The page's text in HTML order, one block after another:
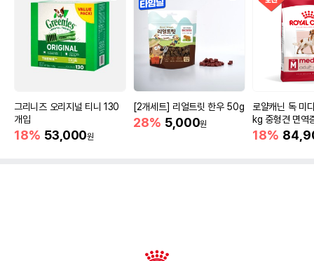
그리니즈 오리지널 티니 130
개입
18% 53,000원
[2개세트] 리얼트릿 한우 50g
28% 5,000원
로얄캐닌 독 미
kg 중형견 면역
18%